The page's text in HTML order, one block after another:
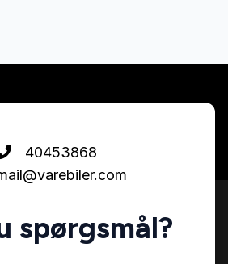
40453868
spørgsmål?